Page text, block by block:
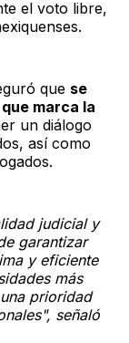
el voto libre,
que se
marca la
un diálogo
así como
judicial y
garantizar
y eficiente
más
prioridad
señaló